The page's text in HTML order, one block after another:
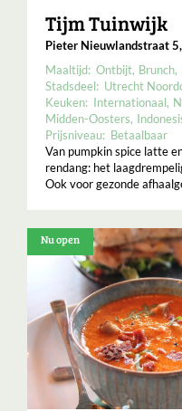
Tijm Tuinwijk
Pieter Nieuwlandstraat
Maaltijd: Ontbijt Brunch
Stadsdeel: Utrecht
Keuken: Internationaal
Midden-Oosters
Prijsniveau: Betaalbaar
Van pumpkin spice latte
rendang: het
Ook voor gezonde
Nu open